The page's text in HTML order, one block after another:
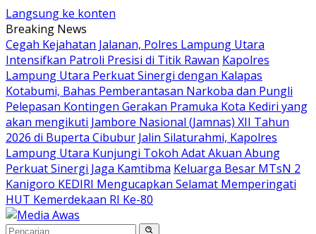
Langsung ke konten
Breaking News
Cegah Kejahatan Jalanan, Polres Lampung Utara
Intensifkan Patroli Presisi di Titik Rawan Kapolres
Lampung Utara Perkuat Sinergi dengan Kalapas
Kotabumi, Bahas Pemberantasan Narkoba dan Pungli
Pelepasan Kontingen Gerakan Pramuka Kota Kediri yang
akan mengikuti Jambore Nasional (Jamnas) XII Tahun
2026 di Buperta Cibubur Jalin Silaturahmi, Kapolres
Lampung Utara Kunjungi Tokoh Adat Akuan Abung
Perkuat Sinergi Jaga Kamtibma Keluarga Besar MTsN 2
Kanigoro KEDIRI Mengucapkan Selamat Memperingati
HUT Kemerdekaan RI Ke-80